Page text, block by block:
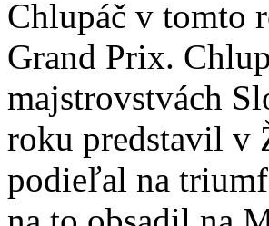
Chlupáč v tomto
Grand Prix.
majstrovstvách
roku predstavil v
podieľal na